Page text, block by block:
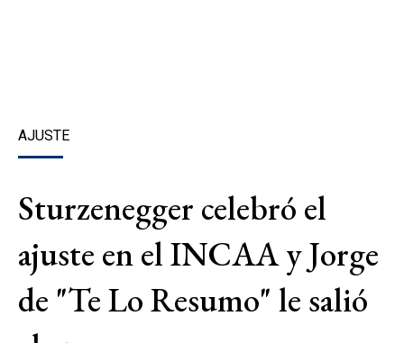
AJUSTE
Sturzenegger celebró el
ajuste en el INCAA y Jorge
de "Te Lo Resumo" le salió